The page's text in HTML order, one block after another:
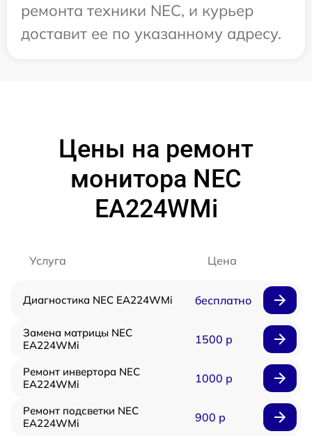
ремонта техники NEC, и курьер
доставит ее по указанному адресу.
Цены на ремонт
монитора NEC
EA224WMi
Услуга Цена
Диагностика NEC EA224WMi бесплатно
Замена матрицы NEC
EA224WMi
1500 р
Ремонт инвертора NEC
EA224WMi
1000 р
Ремонт подсветки NEC
EA224WMi
900 р